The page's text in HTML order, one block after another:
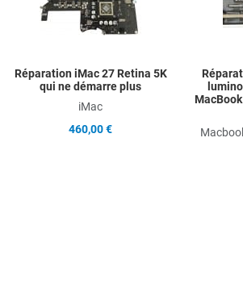
Quick View
Réparation iMac 27 Retina 5K
qui ne démarre plus
iMac
460,00 €